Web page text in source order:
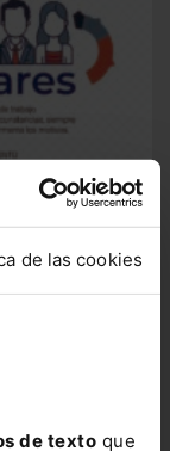
de las cookies
de texto que